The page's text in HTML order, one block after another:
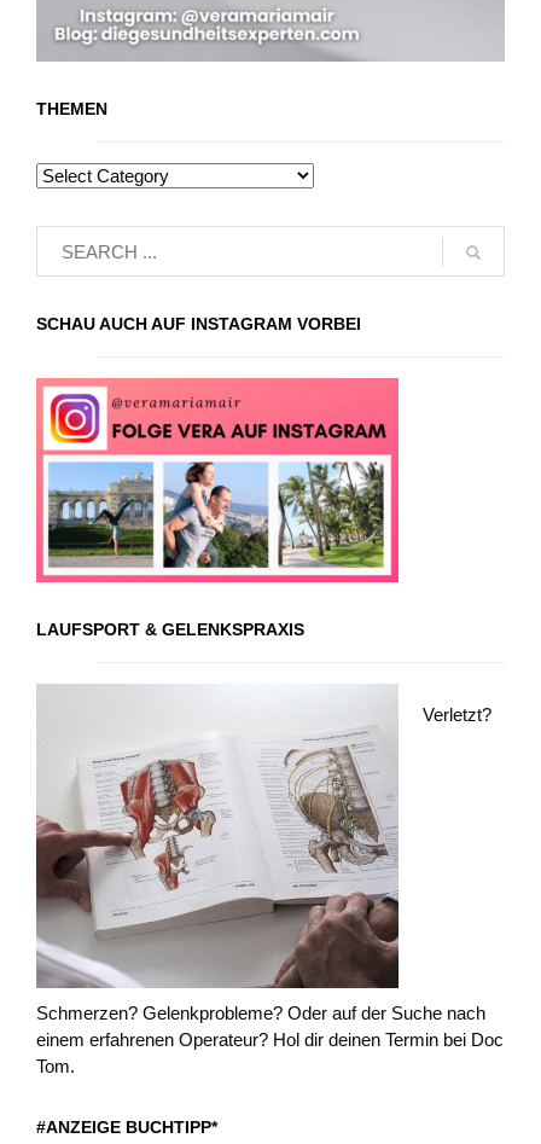
THEMEN
SCHAU AUCH AUF INSTAGRAM VORBEI
LAUFSPORT & GELENKSPRAXIS
Verletzt?
Schmerzen? Gelenkprobleme? Oder auf der Suche nach
einem erfahrenen Operateur? Hol dir deinen Termin bei Doc
Tom.
#ANZEIGE BUCHTIPP*